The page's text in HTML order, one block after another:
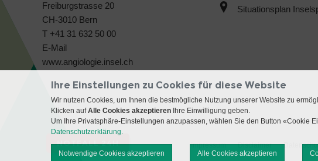
Freiburgstrasse 20
CH-3010 Bern
T +41 31 632 50 00
E-Mail
www.angiologie.insel.ch
Situationsplan
NOTFALL 24H Impressum Disclaimer
Ihre Einstellungen zu Cookies für diese Website
Wir nutzen Cookies, um Ihnen die bestmögliche Nutzung unserer Website zu
Klicken aufAlle Cookies akzeptieren Ihre Einwilligung geben.
Um Ihre Privatsphäre-Einstellungen anzupassen, wählen Sie den Button «Cookie
Datenschutzerklärung.
Notwendige Cookies akzeptieren Alle Cookies akzeptieren